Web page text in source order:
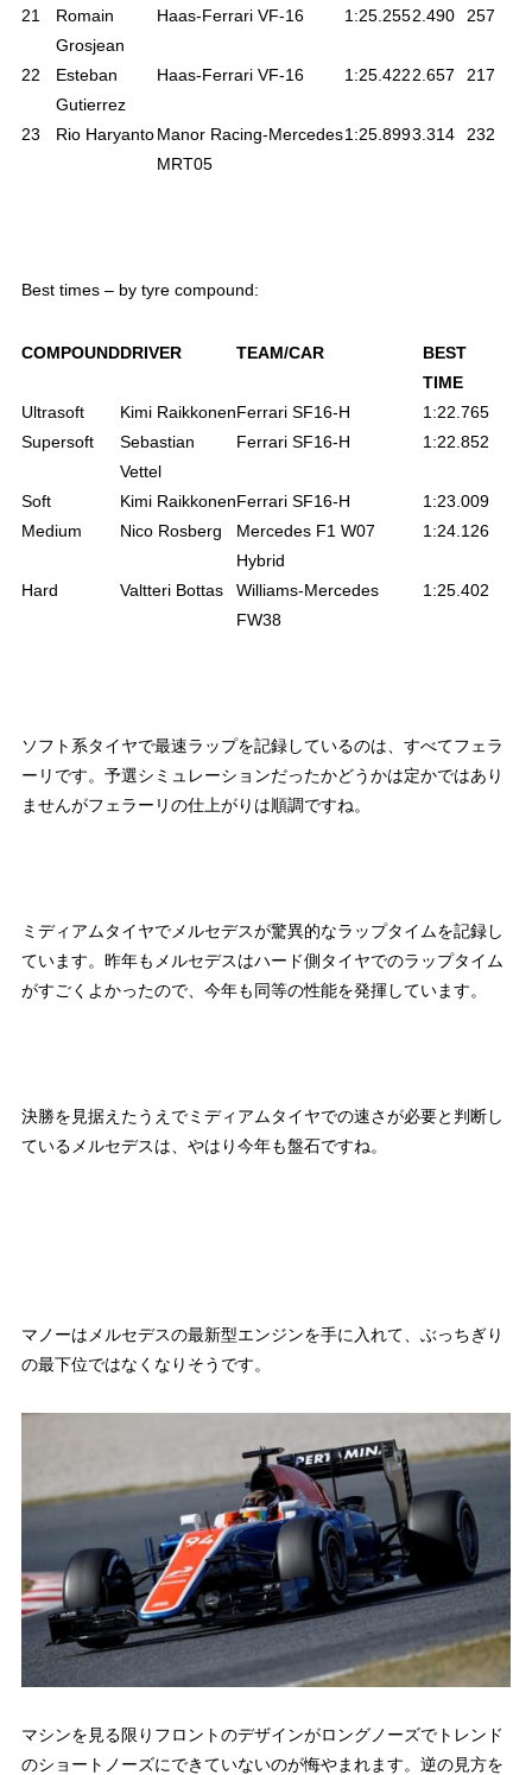
21
Romain
Grosjean
Haas-Ferrari VF-16 1:25.2552.490 257
22
Esteban
Gutierrez
Haas-Ferrari VF-16 1:25.4222.657 217
23 Rio HaryantoManor Racing-Mercedes
MRT05
1:25.8993.314 232
Best times – by tyre compound:
COMPOUNDDRIVER TEAM/CAR
BEST
TIME
Ultrasoft
Kimi RaikkonenFerrari SF16-H
1:22.765
Supersoft
Sebastian
Vettel
Ferrari SF16-H 1:22.852
Soft Kimi RaikkonenFerrari SF16-H
1:23.009
Medium
Nico Rosberg
Mercedes F1 W07
Hybrid
1:24.126
Hard Valtteri Bottas
Williams-Mercedes
FW38
1:25.402
ソフト系タイヤで最速ラップを記録しているのは、すべてフェラ
ーリです。予選シミュレーションだったかどうかは定かではあり
ませんがフェラーリの仕上がりは順調ですね。
ミディアムタイヤでメルセデスが驚異的なラップタイムを記録し
ています。昨年もメルセデスはハード側タイヤでのラップタイム
がすごくよかったので、今年も同等の性能を発揮しています。
決勝を見据えたうえでミディアムタイヤでの速さが必要と判断し
ているメルセデスは、やはり今年も盤石ですね。
マノーはメルセデスの最新型エンジンを手に入れて、ぶっちぎり
の最下位ではなくなりそうです。
マシンを見る限りフロントのデザインがロングノーズでトレンド
のショートノーズにできていないのが悔やまれます。逆の見方を